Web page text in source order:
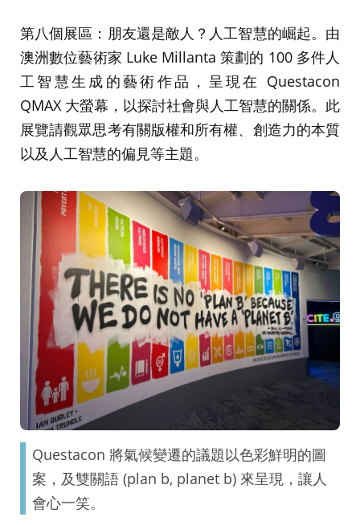
第八個展區：朋友還是敵人？人工智慧的崛起。由
澳洲數位藝術家 Luke Millanta 策劃的 100 多件人
工智慧生成的藝術作品，呈現在 Questacon
QMAX 大螢幕，以探討社會與人工智慧的關係。此
展覽請觀眾思考有關版權和所有權、創造力的本質
以及人工智慧的偏見等主題。
Questacon 將氣候變遷的議題以色彩鮮明的圖
案，及雙關語 (plan b, planet b) 來呈現，讓人
會心一笑。